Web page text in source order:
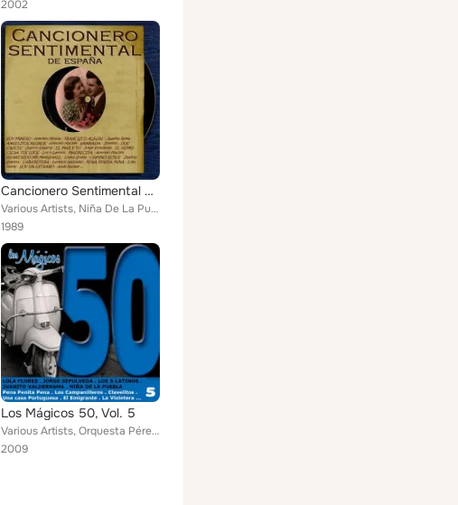
2002
Cancionero Sentimental de España
Various Artists, Niña De La Puebla, Juanito Valderrama, Los 5 Latinos, Juanita Reina, Gloria Lasso, Carmen Morell, Paquita Rico,...
1989
Los Mágicos 50, Vol. 5
Various Artists, Orquesta Pérez Prado, Los Xey, Niña De La Puebla, Juanito Valderrama, Frank Dube, Los 5 Latinos, Jorge Sepulved...
2009